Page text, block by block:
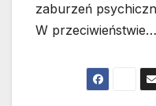
zaburzeń
W przeciwieństwie…